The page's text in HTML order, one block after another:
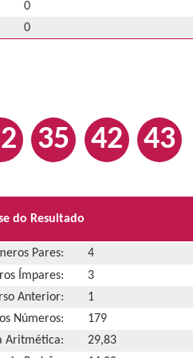
0
0
35 42 43
do Resultado
Pares:
4
Ímpares:
3
Anterior:
1
Números:
179
Aritmética:
29,83